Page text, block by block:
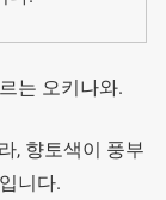
는 오키나와.
, 향토색이 풍부
니다.